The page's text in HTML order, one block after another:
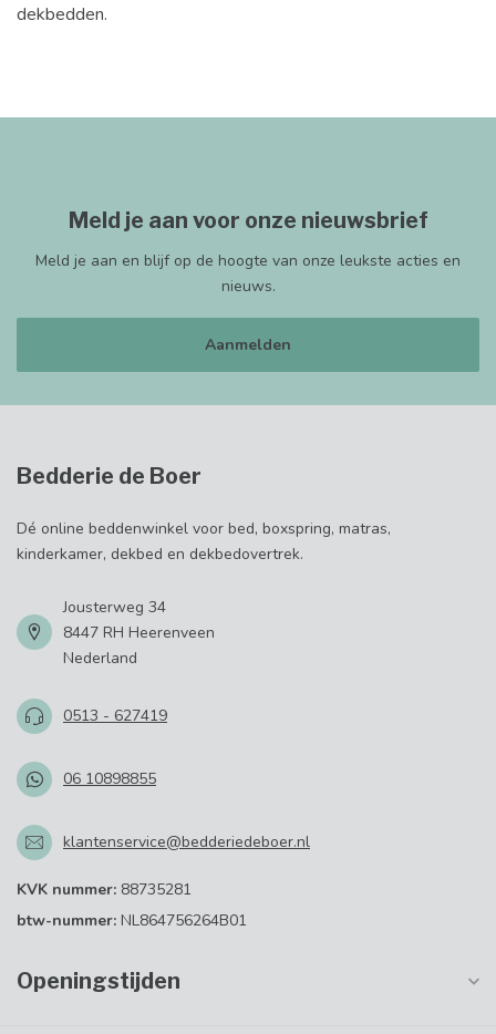
dekbedden.
Meld je aan voor onze nieuwsbrief
Meld je aan en blijf op de hoogte van onze leukste acties en
nieuws.
Aanmelden
Bedderie de Boer
Dé online beddenwinkel voor bed, boxspring, matras,
kinderkamer, dekbed en dekbedovertrek.
Jousterweg 34
8447 RH Heerenveen
Nederland
0513 - 627419
06 10898855
klantenservice@bedderiedeboer.nl
KVK nummer: 88735281
btw-nummer: NL864756264B01
Openingstijden